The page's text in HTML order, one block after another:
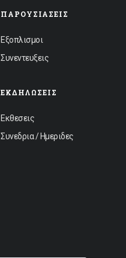
ΠΑΡΟΥΣΙΆΣΕΙΣ
Εξοπλισμοι
Συνεντευξεις
ΕΚΔΗΛΏΣΕΙΣ
Εκθεσεις
Συνεδρια / Ημεριδες